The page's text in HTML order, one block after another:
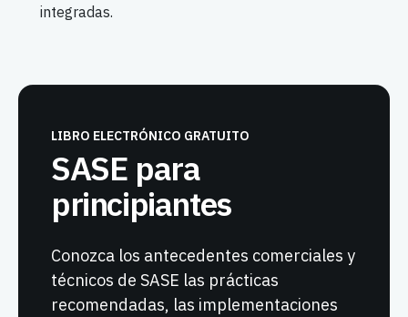
integradas.
LIBRO ELECTRÓNICO GRATUITO
SASE para
principiantes
Conozca los antecedentes comerciales y
técnicos de SASE las prácticas
recomendadas, las implementaciones